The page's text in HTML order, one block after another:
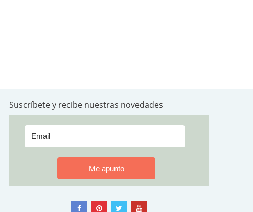
Suscríbete y recibe nuestras novedades